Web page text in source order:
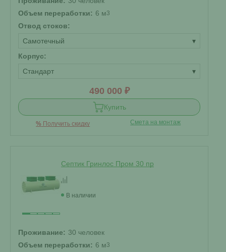
Объем переработки: 6 м3
Отвод стоков:
Самотечный
▾
Корпус:
Стандарт
▾
490 000 ₽
Купить
% Получить скидку Смета на монтаж
Септик Гринлос Пром 30 пр
В наличии
Проживание: 30 человек
Объем переработки: 6 м3